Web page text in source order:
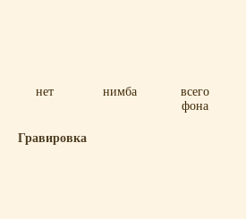
нет нимба
всего
фона
Гравировка